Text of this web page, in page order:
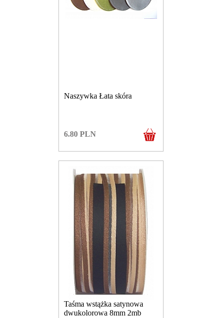
Naszywka Łata skóra
6.80 PLN
Taśma wstążka satynowa
dwukolorowa 8mm 2mb